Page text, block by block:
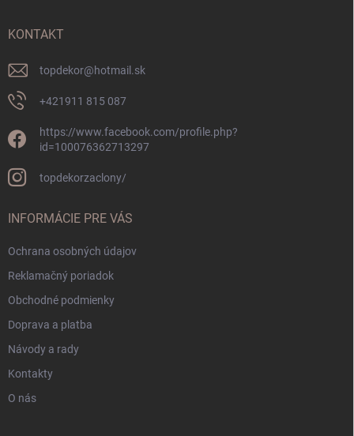
KONTAKT
topdekor@hotmail.sk
+421911 815 087
https://www.facebook.com/profile.php?
id=100076362713297
topdekorzaclony/
INFORMÁCIE PRE VÁS
Ochrana osobných údajov
Reklamačný poriadok
Obchodné podmienky
Doprava a platba
Návody a rady
Kontakty
O nás